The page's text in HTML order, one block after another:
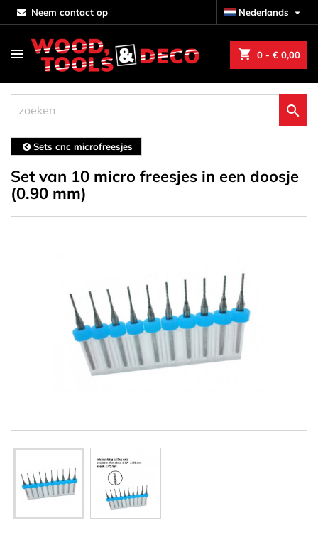
neem contact op Nederlands 
shopping_cart 0 - € 0,00

Sets cnc microfreesjes
Set van 10 micro freesjes in een doosje
(0.90 mm)